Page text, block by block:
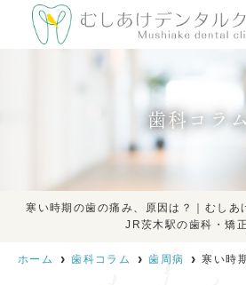
歯科コラム
寒い時期の歯の痛み、原因は？｜むしあ
JR茨木駅の歯科・矯
ホーム 歯科コラム 歯周病 寒い時